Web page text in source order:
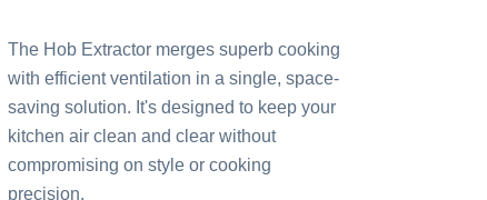
The Hob Extractor merges superb cooking
with efficient ventilation in a single, space-
saving solution. It's designed to keep your
kitchen air clean and clear without
compromising on style or cooking
precision.